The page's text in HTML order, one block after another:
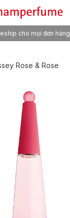
cho mọi đơn hàng
Rose & Rose